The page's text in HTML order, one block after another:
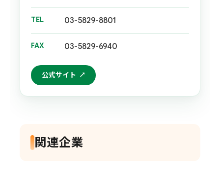
TEL 03-5829-8801
FAX 03-5829-6940
公式サイト
関連企業